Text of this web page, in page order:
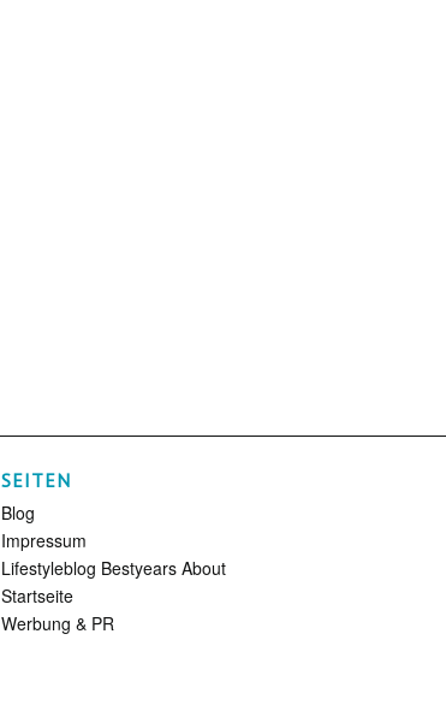
SEITEN
Blog
Impressum
Lifestyleblog Bestyears About
Startseite
Werbung & PR